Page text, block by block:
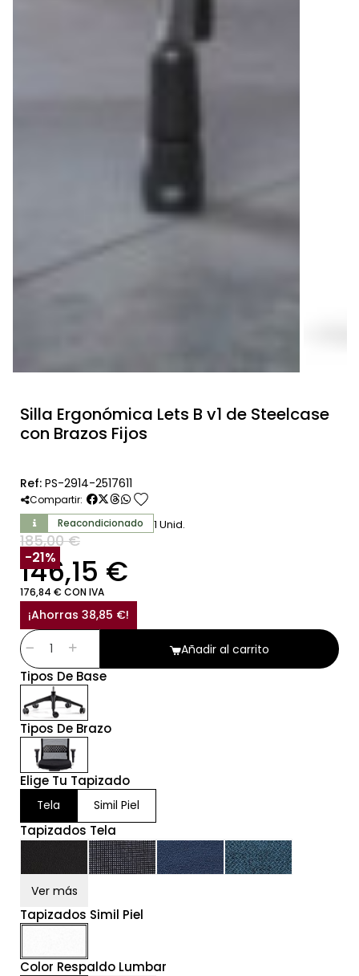
Silla Ergonómica Lets B v1 de Steelcase
con Brazos Fijos
Ref: PS-2914-2517611
Compartir: favorite
Reacondicionado 1 Unid.
185,00 €
SIN IVA
146,15 €
176,84 € CON IVA
¡Ahorras 38,85 €!
-21%
Añadir al carrito
Tipos De Base
Tipos De Brazo
Elige Tu Tapizado
Tela Simil Piel
Tapizados Tela
Ver más
Tapizados Simil Piel
Color Respaldo Lumbar